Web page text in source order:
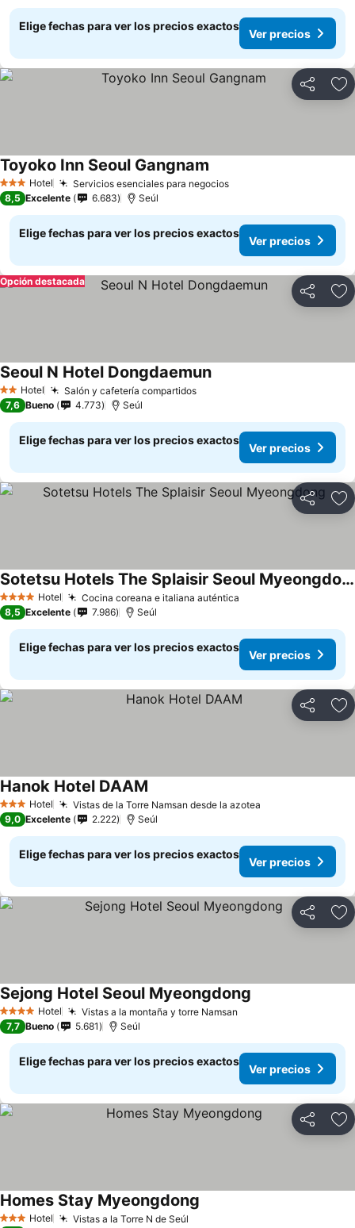
Elige fechas para ver los precios exactos
Ver precios
Compartir
3 Estrellas
Hotel Servicios esenciales para negociosVer precios
Toyoko Inn Seoul Gangnam
8,5 Excelente 6.683 Seúl
Elige fechas para ver los precios exactos
Ver precios
Compartir
Opción destacada
2 Estrellas
Hotel Salón y cafetería compartidosVer precios
Seoul N Hotel DongdaemunVer precios
7,6 Bueno 4.773 Seúl
Elige fechas para ver los precios exactos
Ver precios
Compartir
4 EstrellasHotel Cocina coreana e italiana auténtica
Sotetsu Hotels The Splaisir Seoul Myeongdong
Ver precios
8,5 Excelente 7.986 Seúl
Elige fechas para ver los precios exactos
Ver precios
Compartir
3 Estrellas
Hotel Vistas de la Torre Namsan desde la azotea
Hanok Hotel DAAM
9,0 Excelente 2.222 Seúl
Elige fechas para ver los precios exactos
Ver precios
Compartir
4 EstrellasHotel Vistas a la montaña y torre Namsan
Sejong Hotel Seoul Myeongdong
7,7 Bueno 5.681 Seúl
Elige fechas para ver los precios exactos
Ver precios
Compartir
3 Estrellas
Hotel Vistas a la Torre N de Seúl
Homes Stay Myeongdong